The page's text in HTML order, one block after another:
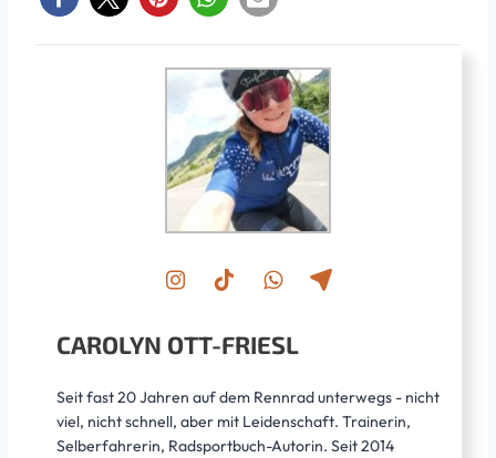
CAROLYN OTT-FRIESL
Seit fast 20 Jahren auf dem Rennrad unterwegs - nicht
viel, nicht schnell, aber mit Leidenschaft. Trainerin,
Selberfahrerin, Radsportbuch-Autorin. Seit 2014